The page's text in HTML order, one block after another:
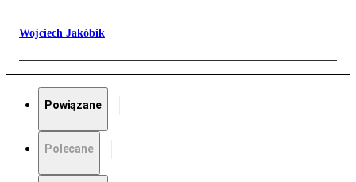
Wojciech Jakóbik
Powiązane
Polecane